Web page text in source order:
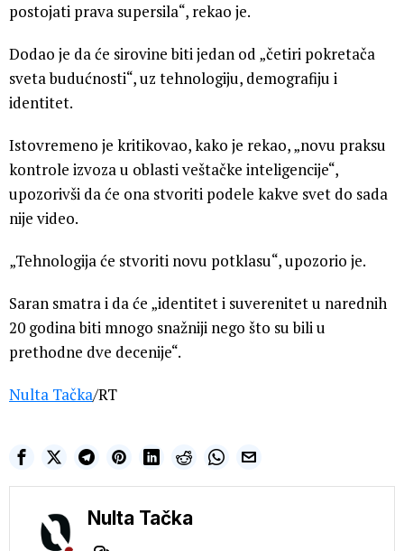
postojati prava supersila“, rekao je.
Dodao je da će sirovine biti jedan od „četiri pokretača
sveta budućnosti“, uz tehnologiju, demografiju i
identitet.
Istovremeno je kritikovao, kako je rekao, „novu praksu
kontrole izvoza u oblasti veštačke inteligencije“,
upozorivši da će ona stvoriti podele kakve svet do sada
nije video.
„Tehnologija će stvoriti novu potklasu“, upozorio je.
Saran smatra i da će „identitet i suverenitet u narednih
20 godina biti mnogo snažniji nego što su bili u
prethodne dve decenije“.
Nulta Tačka/RT
Nulta Tačka